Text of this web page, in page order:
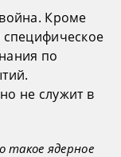
Кроме
специфическое
по
не служит в
ядерное